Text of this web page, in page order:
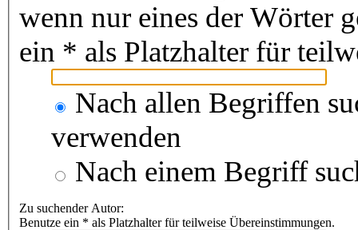
wenn nur eines der Wörter
ein * als Platzhalter für
Nach allen Begriffen
verwenden
Nach einem Begriff
Zu suchender Autor:
Benutze ein * als Platzhalter für teilweise Übereinstimmungen.